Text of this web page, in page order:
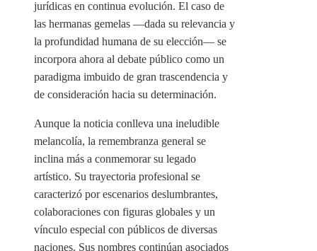
jurídicas en continua evolución. El caso de
las hermanas gemelas —dada su relevancia y
la profundidad humana de su elección— se
incorpora ahora al debate público como un
paradigma imbuido de gran trascendencia y
de consideración hacia su determinación.
Aunque la noticia conlleva una ineludible
melancolía, la remembranza general se
inclina más a conmemorar su legado
artístico. Su trayectoria profesional se
caracterizó por escenarios deslumbrantes,
colaboraciones con figuras globales y un
vínculo especial con públicos de diversas
naciones. Sus nombres continúan asociados